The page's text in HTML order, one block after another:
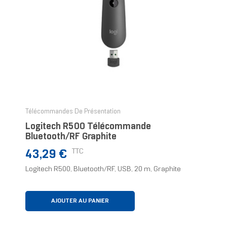
Télécommandes De Présentation
Logitech R500 Télécommande
Bluetooth/RF Graphite
Prix
43,29 € TTC
Logitech R500, Bluetooth/RF, USB, 20 m, Graphite
AJOUTER AU PANIER